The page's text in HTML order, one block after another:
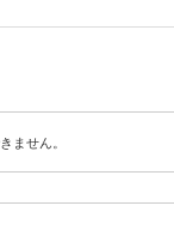
ません。